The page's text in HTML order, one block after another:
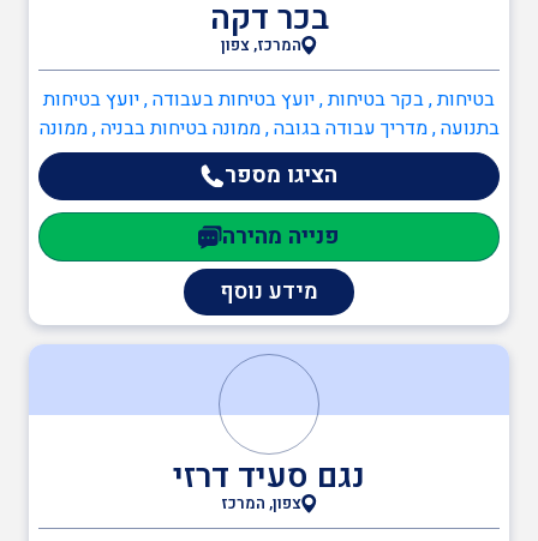
מהנדסים והנדסאים
מעבדות מוסמכות
בכר דקה
המרכז, צפון
בטיחות , בקר בטיחות , יועץ בטיחות בעבודה , יועץ בטיחות
בתנועה , מדריך עבודה בגובה , ממונה בטיחות בבניה , ממונה
בטיחות בעבודה , ממונה בטיחות אש
הציגו מספר
פנייה מהירה
מידע נוסף
נגם סעיד דרזי
צפון, המרכז